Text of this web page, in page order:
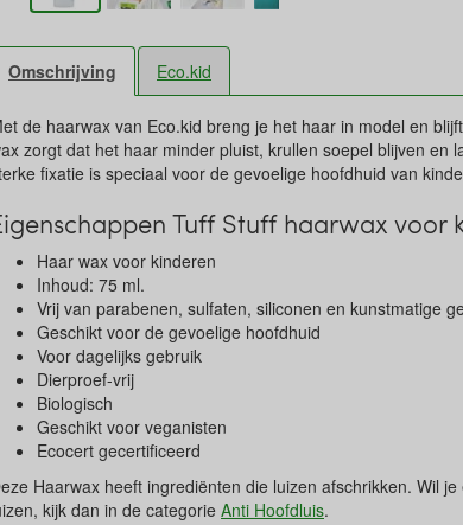
Omschrijving Eco.kid
de haarwax van Eco.kid breng je het haar in model en
zorgt dat het haar minder pluist, krullen soepel blijven en
fixatie is speciaal voor de gevoelige hoofdhuid van
Tuff Stuff haarwax voor
Haar wax voor kinderen
Inhoud: 75 ml.
Vrij van parabenen, sulfaten, siliconen en kunstmatige
Geschikt voor de gevoelige hoofdhuid
Voor dagelijks gebruik
Dierproef-vrij
Biologisch
Geschikt voor veganisten
Ecocert gecertificeerd
Haarwax heeft ingrediënten die luizen afschrikken. Wil
kijk dan in de categorie Anti Hoofdluis.